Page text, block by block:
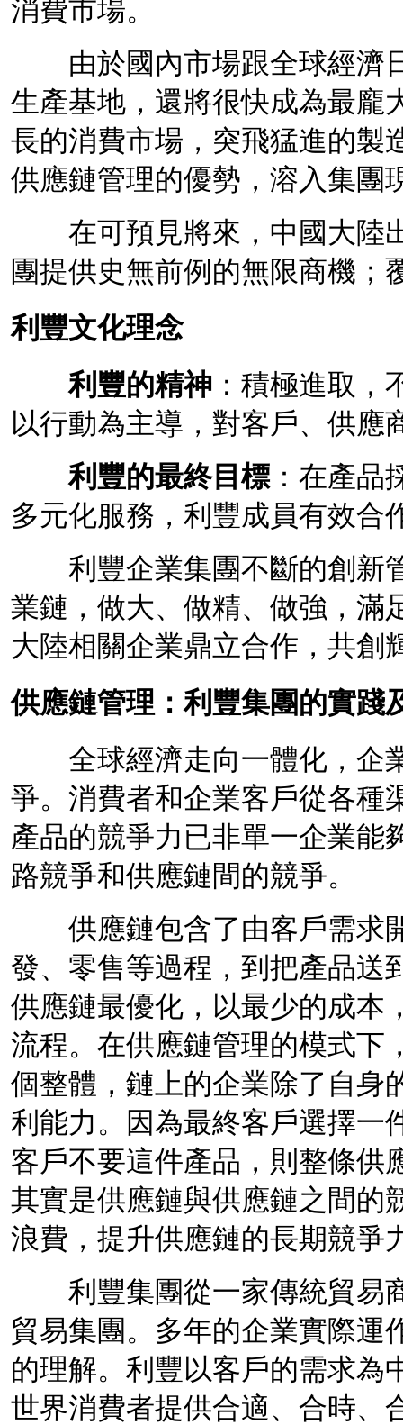
消費市場。
由於國內市場跟全球經濟日
生產基地，還將很快成為最龐
長的消費市場，突飛猛進的製
供應鏈管理的優勢，溶入集團
在可預見將來，中國大陸出
團提供史無前例的無限商機；
利豐文化理念
利豐的精神 ：積極進取
以行動為主導，對客戶、供應
利豐的最終目標 ：在產
多元化服務，利豐成員有效合
利豐企業集團不斷的創新管
業鏈 ，做大、做精、做強，
大陸相關企業鼎立合作，共創
供應鏈管理 ：利豐集團的實踐
全球經濟走向一體化，企
爭。消費者和企業客戶從各種
產品的競爭力已非單一企業能
路競爭和供應鏈間的競爭。
供應鏈包含了由客戶需求
發、零售等過程，到把產品送
供應鏈最優化，以最少的成本
流程。在供應鏈管理的模式下
個整體，鏈上的企業除了自身
利能力。因為最終客戶選擇一
客戶不要這件產品，則整條供
其實是供應鏈與供應鏈之間的
浪費，提升供應鏈的長期競爭
利豐集團從一家傳統貿易商
貿易集團。多年的企業實際運
的理解。利豐以客戶的需求為
世界消費者提供合適、合時、